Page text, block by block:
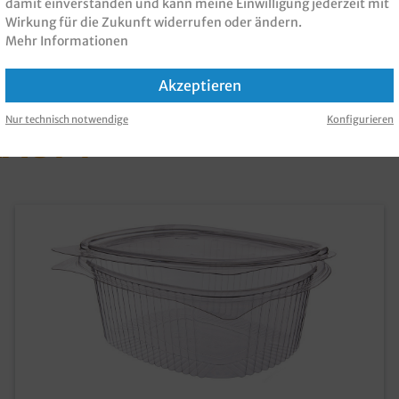
GEKAUFT
damit einverstanden und kann meine Einwilligung jederzeit mit
Wirkung für die Zukunft widerrufen oder ändern.
Mehr Informationen
Akzeptieren
Nur technisch notwendige Konfigurieren